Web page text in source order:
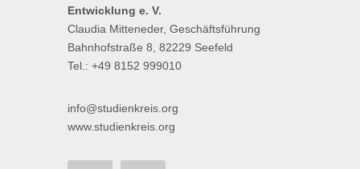
Entwicklung e. V.
Claudia Mitteneder, Geschäftsführung
Bahnhofstraße 8, 82229 Seefeld
Tel.: +49 8152 999010
info@studienkreis.org
www.studienkreis.org